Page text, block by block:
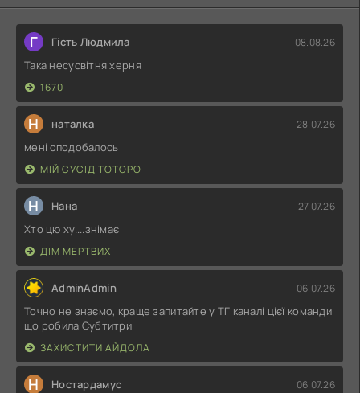
Г Гість Людмила 08.08.26
Така несусвітня херня
1670
Н наталка 28.07.26
мені сподобалось
МІЙ СУСІД ТОТОРО
Н Нана 27.07.26
Хто цю ху....знімає
ДІМ МЕРТВИХ
AdminAdmin 06.07.26
Точно не знаємо, краще запитайте у ТГ каналі цієї команди
що робила Субтитри
ЗАХИСТИТИ АЙДОЛА
Н Ностардамус 06.07.26